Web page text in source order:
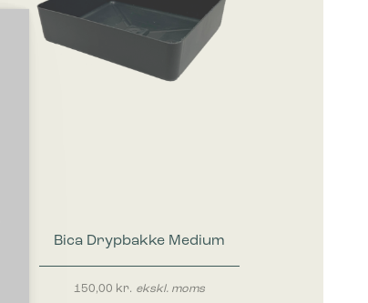
Bica Drypbakke Medium
150,00 kr. ekskl. moms